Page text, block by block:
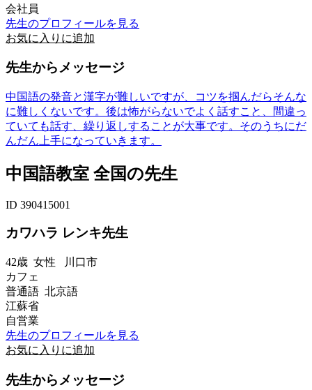
会社員
先生のプロフィールを見る
お気に入りに追加
先生からメッセージ
中国語の発音と漢字が難しいですが、コツを掴んだらそんな
に難しくないです。後は怖がらないでよく話すこと、間違っ
ていても話す、繰り返しすることが大事です。そのうちにだ
んだん上手になっていきます。
中国語教室 全国の先生
ID 390415001
カワハラ レンキ先生
42歳 女性 川口市
カフェ
普通語 北京語
江蘇省
自営業
先生のプロフィールを見る
お気に入りに追加
先生からメッセージ